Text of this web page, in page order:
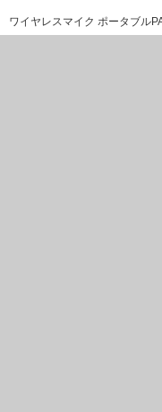
ワイヤレスマイク ポータブル